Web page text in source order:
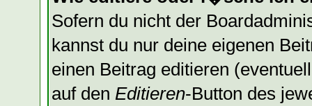
Sofern du nicht der
kannst du nur deine eigenen
einen Beitrag editieren
auf den Editieren-Button des